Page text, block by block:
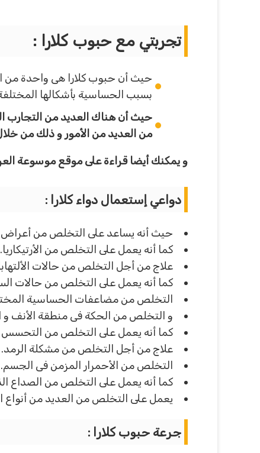
تجربتي مع حبوب كلارا :
حيث أن حبوب كلارا هى واحدة من
بسبب الحساسية بأشكالها
حيث أن هناك العديد من التجارب
من العديد من الأمور و ذلك من
و يمكنك أيضا قراءة على موقع موسوعة
دواعي إستعمال دواء كلارا :
حيث أنه يساعد على التخلص من
كما أنه يعمل على التخلص من الأرتيكاريا.
علاج من أجل التخلص من حالات
كما أنه يعمل على التخلص من حالات
التخلص من مضاعفات الحساسية
و التخلص من الحكة فى منطقة الأنف و
كما أنه يعمل على التخلص من التحسس
علاج من أجل التخلص من مشكلة الرمد.
التخلص من الأحمرار المزمن فى الجسم.
كما أنه يعمل على التخلص من الصداع
يعمل على التخلص من العديد من أنواع
جرعة حبوب كلارا :